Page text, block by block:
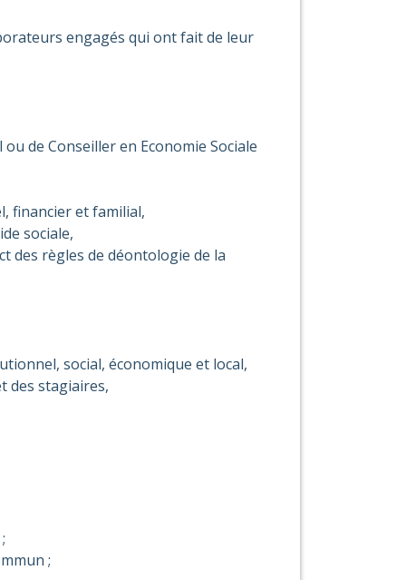
engagés qui ont fait de leur
de Conseiller en Economie Sociale
financier et familial,
sociale,
des règles de déontologie de la
social, économique et local,
des stagiaires,
;